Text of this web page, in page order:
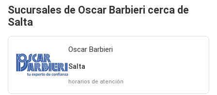
Sucursales de Oscar Barbieri cerca de
Salta
Oscar Barbieri
Salta
horarios de atención